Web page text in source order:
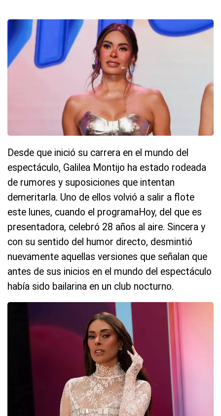
Desde que inició su carrera en el mundo del
espectáculo, Galilea Montijo ha estado rodeada
de rumores y suposiciones que intentan
demeritarla. Uno de ellos volvió a salir a flote
este lunes, cuando el programaHoy, del que es
presentadora, celebró 28 años al aire. Sincera y
con su sentido del humor directo, desmintió
nuevamente aquellas versiones que señalan que
antes de sus inicios en el mundo del espectáculo
había sido bailarina en un club nocturno.